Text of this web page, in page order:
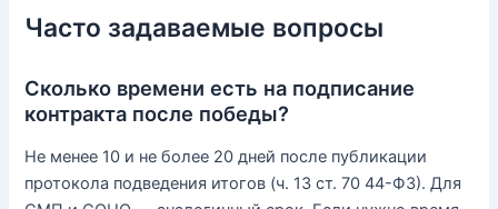
Часто задаваемые вопросы
Сколько времени есть на подписание
контракта после победы?
Не менее 10 и не более 20 дней после публикации
протокола подведения итогов (ч. 13 ст. 70 44-ФЗ). Для